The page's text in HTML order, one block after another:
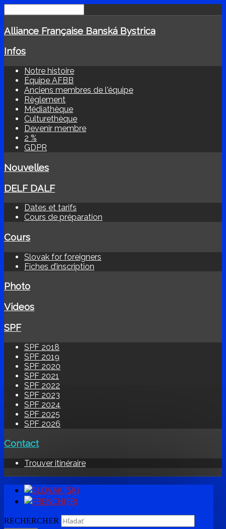
Alliance Française Banská Bystrica
Infos
Notre histoire
Équipe AFBB
Anciens membres de l'équipe
Règlement
Médiathèque
Culturethèque
Devenir membre
2 %
GDPR
Nouvelles
DELF DALF
Dates et tarifs
Cours de préparation
Cours
Slovak for foreigners
Fiches d’inscription
Photo
Videos
SPF
SPF 2018
SPF 2019
SPF 2020
SPF 2021
SPF 2022
SPF 2023
SPF 2024
SPF 2025
SPF 2026
Contact
Trouver itinéraire
RECHERCHER